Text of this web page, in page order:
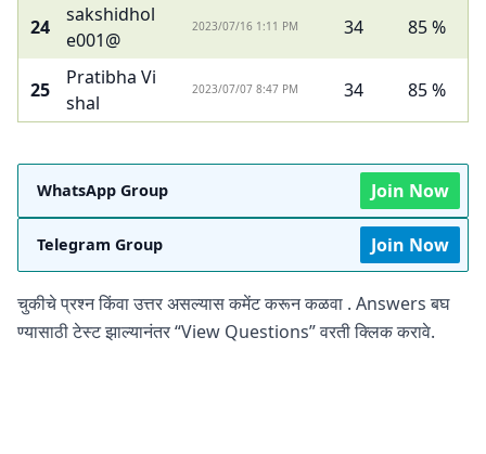
24
sakshidhol
e001@
2023/07/16 1:11 PM 34 85 %
25
Pratibha Vi
shal
2023/07/07 8:47 PM 34 85 %
WhatsApp Group Join Now
Telegram Group Join Now
चुकीचे प्रश्न किंवा उत्तर असल्यास कमेंट करून कळवा . Answers बघ
ण्यासाठी टेस्ट झाल्यानंतर “View Questions” वरती क्लिक करावे.